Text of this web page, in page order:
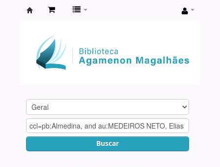
Agamenon
Magalhães
Buscar